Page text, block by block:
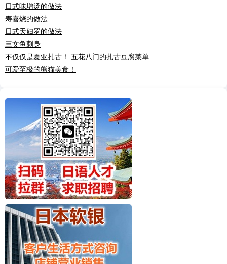
日式味增汤的做法
寿喜烧的做法
日式天妇罗的做法
三文鱼刺身
不仅仅是夏亚扎古！ 五花八门的扎古豆腐菜单
可爱至极的熊猫美食！